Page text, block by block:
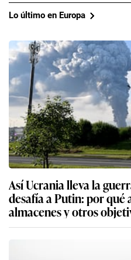
Lo último en Europa
Así Ucrania lleva la
desafía a Putin: por qué
almacenes y otros